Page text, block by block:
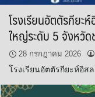
โรงเรียนอัตตัรกียะ
ใหญ่ระดับ 5 จังหวั
28 กรกฎาคม 2026
โรงเรียนอัตตัรกียะห์อิส